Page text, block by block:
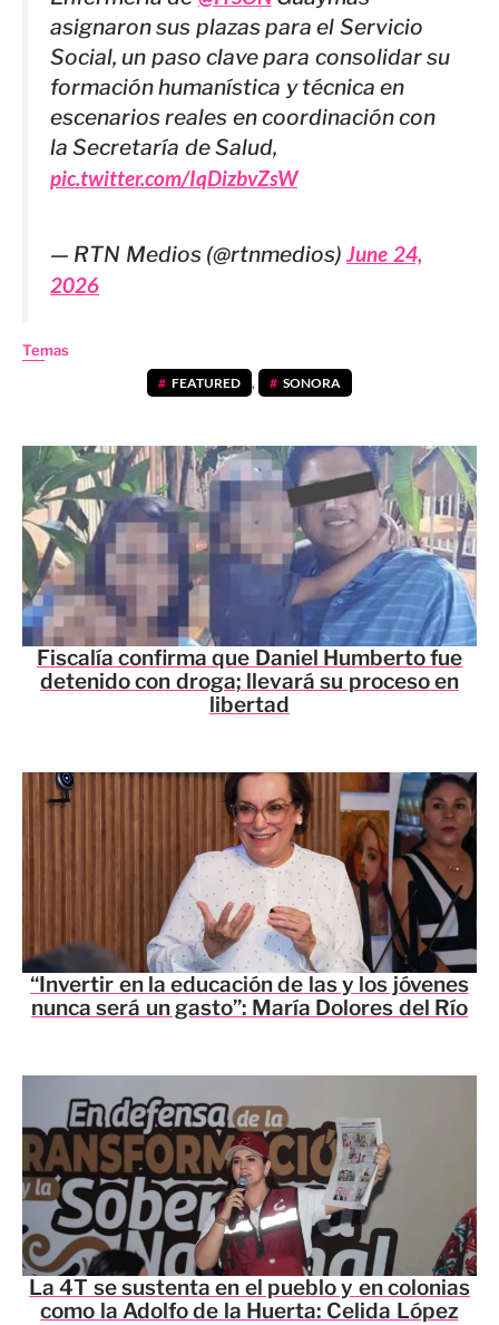
asignaron sus plazas para el Servicio
Social, un paso clave para consolidar su
formación humanística y técnica en
escenarios reales en coordinación con
la Secretaría de Salud,
pic.twitter.com/IqDizbvZsW
— RTN Medios (@rtnmedios)June 24,
2026
Temas
FEATURED , SONORA
Fiscalía confirma que Daniel Humberto fue
detenido con droga; llevará su proceso en
libertad
“Invertir en la educación de las y los jóvenes
nunca será un gasto”: María Dolores del Río
La 4T se sustenta en el pueblo y en colonias
como la Adolfo de la Huerta: Celida López